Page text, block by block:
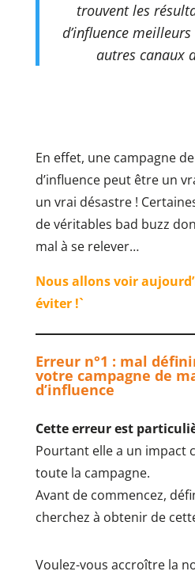
trouvent les
d’influence meilleurs
autres canaux
En effet, une campagne
d’influence peut être un
un vrai désastre !
de véritables bad buzz
mal à se relever…
Nous allons voir
éviter !`
Erreur n°1 : mal
votre campagne de
d’influence
Cette erreur est
Pourtant elle a un impact
toute la campagne.
Avant de commencez,
cherchez à obtenir de
Voulez-vous accroître la